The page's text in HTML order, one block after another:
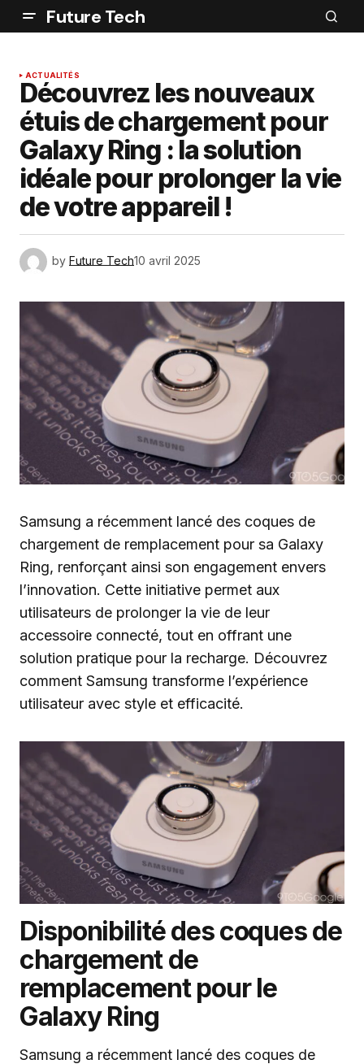
Future Tech
ACTUALITÉS
Découvrez les nouveaux
étuis de chargement pour
Galaxy Ring : la solution
idéale pour prolonger la vie
de votre appareil !
by Future Tech10 avril 2025
Samsung a récemment lancé des coques de
chargement de remplacement pour sa Galaxy
Ring, renforçant ainsi son engagement envers
l’innovation. Cette initiative permet aux
utilisateurs de prolonger la vie de leur
accessoire connecté, tout en offrant une
solution pratique pour la recharge. Découvrez
comment Samsung transforme l’expérience
utilisateur avec style et efficacité.
Disponibilité des coques de
chargement de
remplacement pour le
Galaxy Ring
Samsung a récemment lancé des coques de